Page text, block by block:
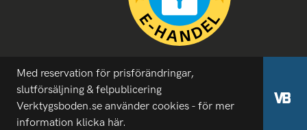
Med reservation för prisförändringar,
slutförsäljning & felpublicering
Verktygsboden.se använder cookies - för mer
information klicka här.